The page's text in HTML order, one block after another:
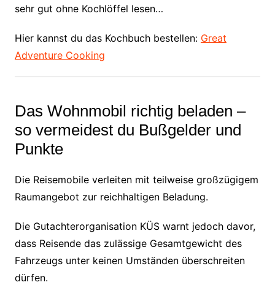
sehr gut ohne Kochlöffel lesen…
Hier kannst du das Kochbuch bestellen: Great
Adventure Cooking
Das Wohnmobil richtig beladen –
so vermeidest du Bußgelder und
Punkte
Die Reisemobile verleiten mit teilweise großzügigem
Raumangebot zur reichhaltigen Beladung.
Die Gutachterorganisation KÜS warnt jedoch davor,
dass Reisende das zulässige Gesamtgewicht des
Fahrzeugs unter keinen Umständen überschreiten
dürfen.